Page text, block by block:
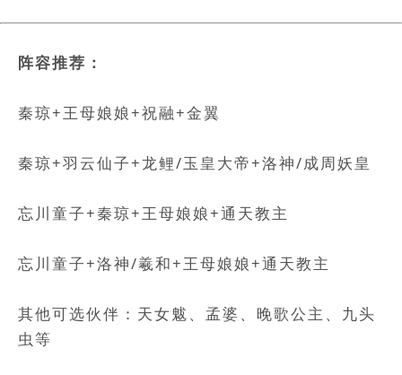
阵容推荐：
秦琼+王母娘娘+祝融+金翼
秦琼+羽云仙子+龙鲤/玉皇大帝+洛神/成周妖皇
忘川童子+秦琼+王母娘娘+通天教主
忘川童子+洛神/羲和+王母娘娘+通天教主
其他可选伙伴：天女魃、孟婆、晚歌公主、九头
虫等